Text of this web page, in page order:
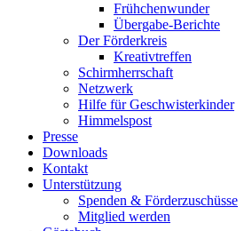
Frühchenwunder
Übergabe-Berichte
Der Förderkreis
Kreativtreffen
Schirmherrschaft
Netzwerk
Hilfe für Geschwisterkinder
Himmelspost
Presse
Downloads
Kontakt
Unterstützung
Spenden & Förderzuschüsse
Mitglied werden